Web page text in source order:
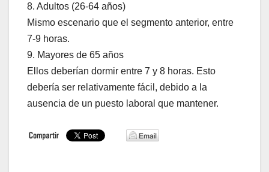
8. Adultos (26-64 años)
Mismo escenario que el segmento anterior, entre
7-9 horas.
9. Mayores de 65 años
Ellos deberían dormir entre 7 y 8 horas. Esto
debería ser relativamente fácil, debido a la
ausencia de un puesto laboral que mantener.